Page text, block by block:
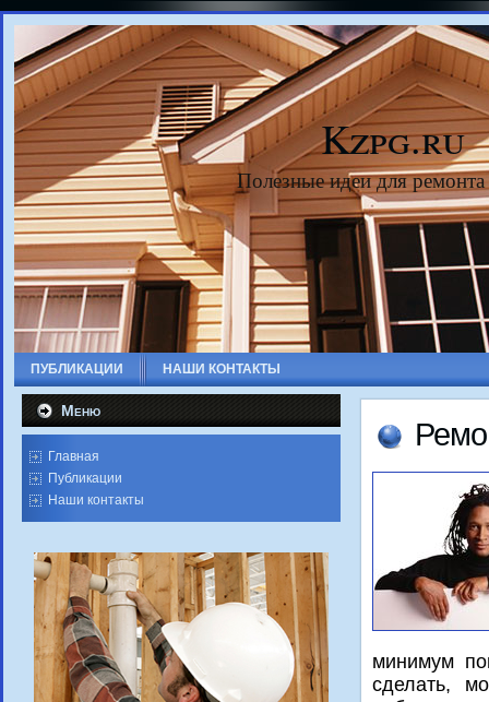
Kzpg.ru
Полезные идеи для
ПУБЛИКАЦИИ НАШИ КОНТАКТЫ
Меню
Главная
Публикации
Наши контакты
минимум
сделать,